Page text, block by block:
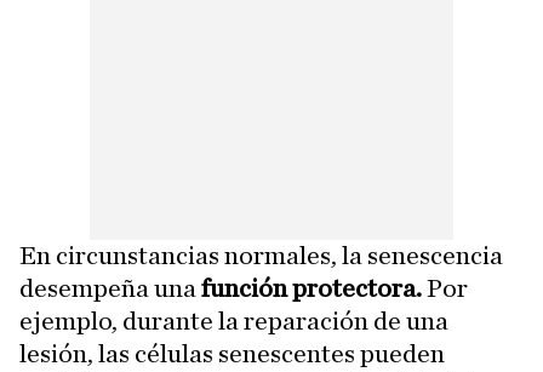
En circunstancias normales, la senescencia
desempeña una función protectora.Por
ejemplo, durante la reparación de una
lesión, las células senescentes pueden